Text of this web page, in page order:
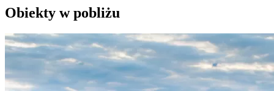
Obiekty w pobliżu